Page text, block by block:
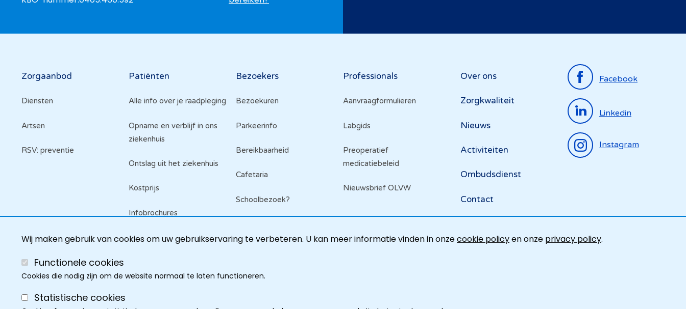
Wij maken gebruik van cookies om uw gebruikservaring te verbeteren. U kan meer informatie vinden in onzecookie policyen onze privacy policy.
Functionele cookies
Cookies die nodig zijn om de website normaal te laten functioneren.
Statistische cookies
Hoofdnavigatie
Zorgaanbod
Diensten
Artsen
RSV: preventie
Patiënten
Alle info over je raadpleging
Opname en verblijf in ons
ziekenhuis
Ontslag uit het ziekenhuis
Kostprijs
Infobrochures
Raadpleeg je dossier
Bezoekers
Bezoekuren
Parkeerinfo
Bereikbaarheid
Cafetaria
Schoolbezoek?
Professionals
Aanvraagformulieren
Labgids
Preoperatief
medicatiebeleid
Nieuwsbrief OLVW
Top
menu
Over ons
Zorgkwaliteit
Nieuws
Activiteiten
Ombudsdienst
Contact
Facebook
Linkedin
Instagram